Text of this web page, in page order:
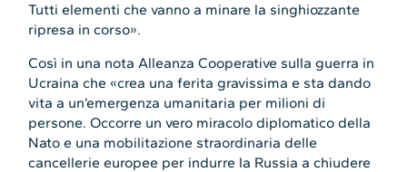
Tutti elementi che vanno a minare la singhiozzante
ripresa in corso».
Così in una nota Alleanza Cooperative sulla guerra in
Ucraina che «crea una ferita gravissima e sta dando
vita a un’emergenza umanitaria per milioni di
persone. Occorre un vero miracolo diplomatico della
Nato e una mobilitazione straordinaria delle
cancellerie europee per indurre la Russia a chiudere